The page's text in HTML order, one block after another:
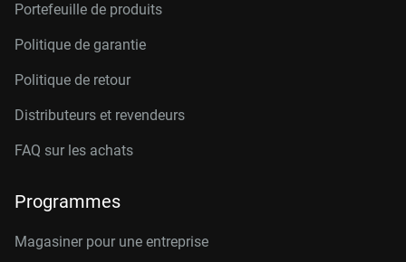
Portefeuille de produits
Politique de garantie
Politique de retour
Distributeurs et revendeurs
FAQ sur les achats
Programmes
Magasiner pour une entreprise